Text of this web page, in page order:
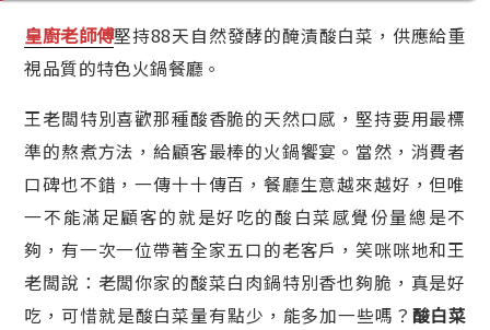
皇廚老師傅堅持88天自然發酵的醃漬酸白菜，供應給重
視品質的特色火鍋餐廳。
王老闆特別喜歡那種酸香脆的天然口感，堅持要用最標
準的熬煮方法，給顧客最棒的火鍋饗宴。當然，消費者
口碑也不錯，一傳十十傳百，餐廳生意越來越好，但唯
一不能滿足顧客的就是好吃的酸白菜感覺份量總是不
夠，有一次一位帶著全家五口的老客戶，笑咪咪地和王
老闆說：老闆你家的酸菜白肉鍋特別香也夠脆，真是好
吃，可惜就是酸白菜量有點少，能多加一些嗎？ 酸白菜